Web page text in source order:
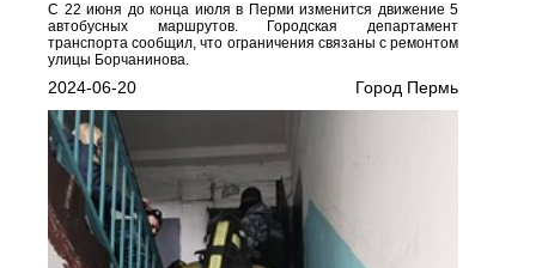
С 22 июня до конца июля в Перми изменится движение 5
автобусных маршрутов. Городская департамент
транспорта сообщил, что ограничения связаны с ремонтом
улицы Борчанинова.
2024-06-20 Город Пермь